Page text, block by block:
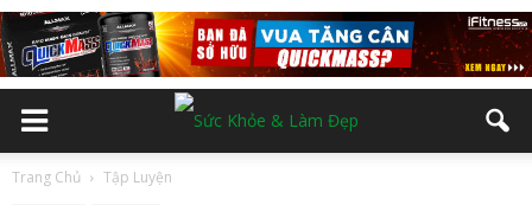
Trang Chủ Tập Luyện